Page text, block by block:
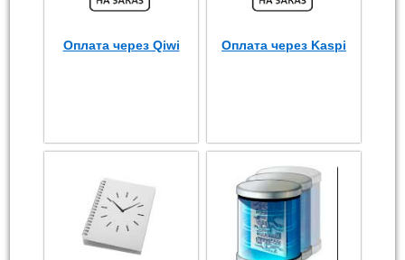
Оплата через Qiwi Оплата через Kaspi